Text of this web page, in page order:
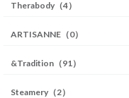
Therabody（4）
ARTISANNE（0）
&Tradition（91）
Steamery（2）